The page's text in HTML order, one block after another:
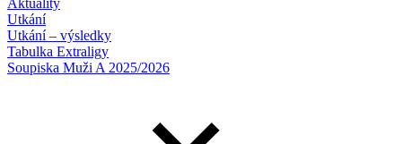
Aktuality
Utkání
Utkání – výsledky
Tabulka Extraligy
Soupiska Muži A 2025/2026